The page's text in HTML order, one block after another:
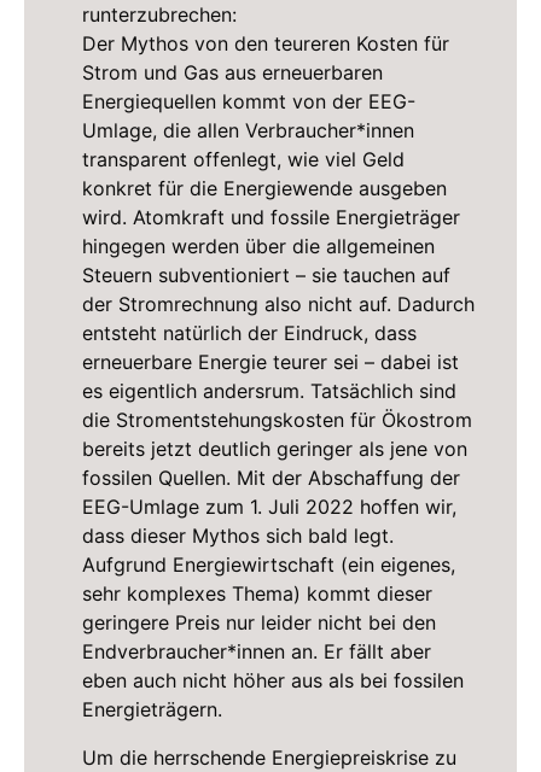
runterzubrechen:
Der Mythos von den teureren Kosten für
Strom und Gas aus erneuerbaren
Energiequellen kommt von der EEG-
Umlage, die allen Verbraucher*innen
transparent offenlegt, wie viel Geld
konkret für die Energiewende ausgeben
wird. Atomkraft und fossile Energieträger
hingegen werden über die allgemeinen
Steuern subventioniert – sie tauchen auf
der Stromrechnung also nicht auf. Dadurch
entsteht natürlich der Eindruck, dass
erneuerbare Energie teurer sei – dabei ist
es eigentlich andersrum. Tatsächlich sind
die Stromentstehungskosten für Ökostrom
bereits jetzt deutlich geringer als jene von
fossilen Quellen. Mit der Abschaffung der
EEG-Umlage zum 1. Juli 2022 hoffen wir,
dass dieser Mythos sich bald legt.
Aufgrund Energiewirtschaft (ein eigenes,
sehr komplexes Thema) kommt dieser
geringere Preis nur leider nicht bei den
Endverbraucher*innen an. Er fällt aber
eben auch nicht höher aus als bei fossilen
Energieträgern.
Um die herrschende Energiepreiskrise zu